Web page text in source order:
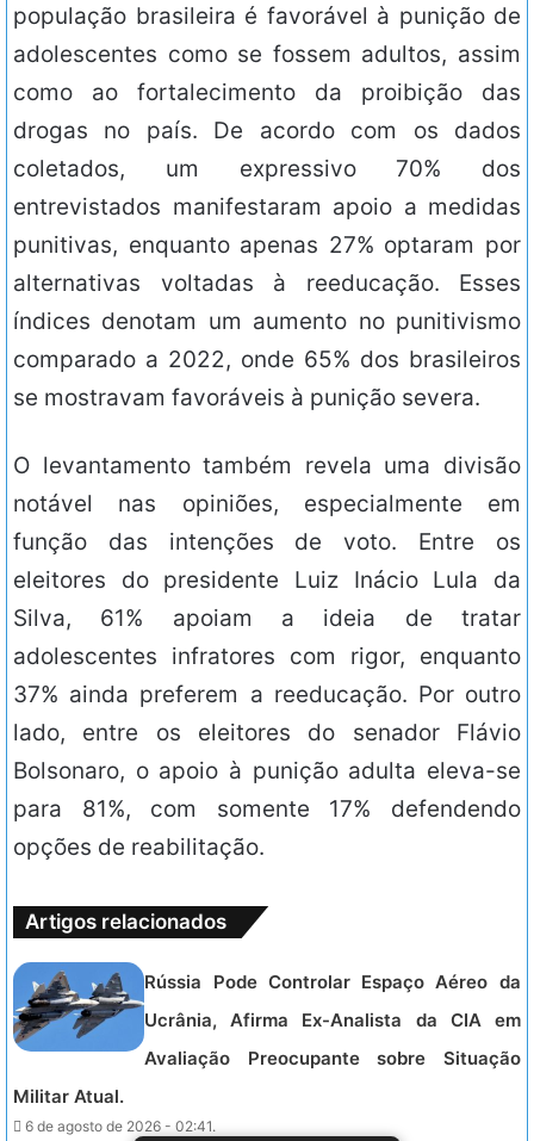
população brasileira é favorável à punição de
adolescentes como se fossem adultos, assim
como ao fortalecimento da proibição das
drogas no país. De acordo com os dados
coletados, um expressivo 70% dos
entrevistados manifestaram apoio a medidas
punitivas, enquanto apenas 27% optaram por
alternativas voltadas à reeducação. Esses
índices denotam um aumento no punitivismo
comparado a 2022, onde 65% dos brasileiros
se mostravam favoráveis à punição severa.
O levantamento também revela uma divisão
notável nas opiniões, especialmente em
função das intenções de voto. Entre os
eleitores do presidente Luiz Inácio Lula da
Silva, 61% apoiam a ideia de tratar
adolescentes infratores com rigor, enquanto
37% ainda preferem a reeducação. Por outro
lado, entre os eleitores do senador Flávio
Bolsonaro, o apoio à punição adulta eleva-se
para 81%, com somente 17% defendendo
opções de reabilitação.
Artigos relacionados
Rússia Pode Controlar Espaço Aéreo da
Ucrânia, Afirma Ex-Analista da CIA em
Avaliação Preocupante sobre Situação
Militar Atual.
6 de agosto de 2026 - 02:41.